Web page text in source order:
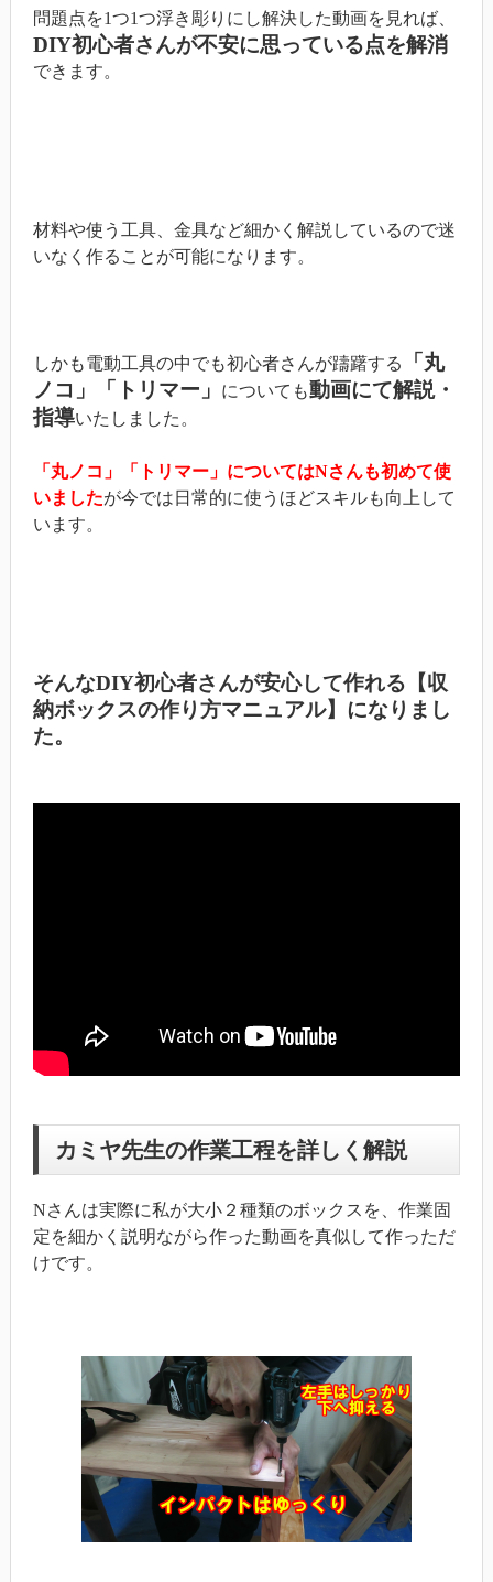
問題点を1つ1つ浮き彫りにし解決した動画を見れば、
DIY初心者さんが不安に思っている点を解消
できます。
材料や使う工具、金具など細かく解説しているので迷
いなく作ることが可能になります。
しかも電動工具の中でも初心者さんが躊躇する
「丸
ノコ」「トリマー」
についても動画にて解説・
指導いたしました。
「丸ノコ」「トリマー」についてはNさんも初めて使
いましたが今では日常的に使うほどスキルも向上して
います。
そんなDIY初心者さんが安心して作れる【収
納ボックスの作り方マニュアル】になりまし
た。
カミヤ先生の作業工程を詳しく解説
Nさんは実際に私が大小２種類のボックスを、作業固
定を細かく説明ながら作った動画を真似して作っただ
けです。